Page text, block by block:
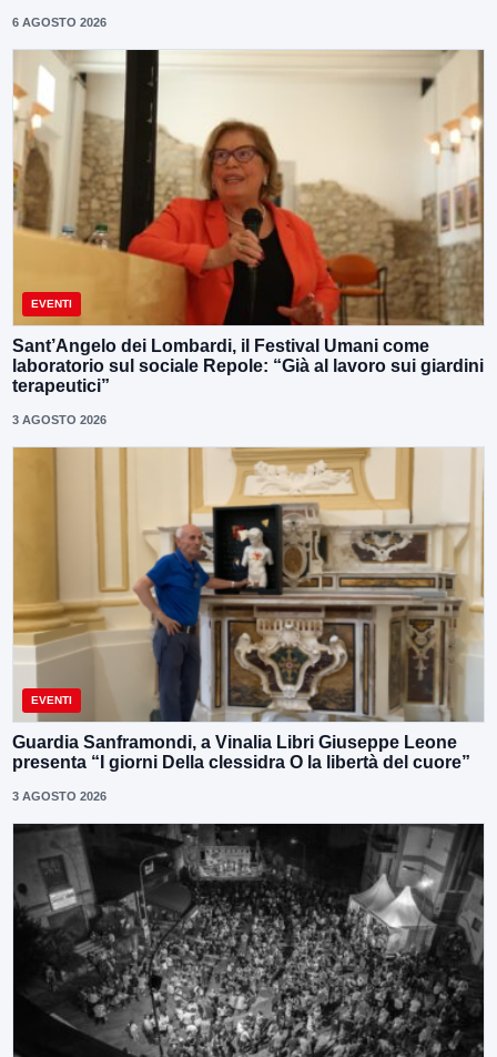
6 AGOSTO 2026
EVENTI
Sant’Angelo dei Lombardi, il Festival Umani come
laboratorio sul sociale Repole: “Già al lavoro sui giardini
terapeutici”
3 AGOSTO 2026
EVENTI
Guardia Sanframondi, a Vinalia Libri Giuseppe Leone
presenta “I giorni Della clessidra O la libertà del cuore”
3 AGOSTO 2026